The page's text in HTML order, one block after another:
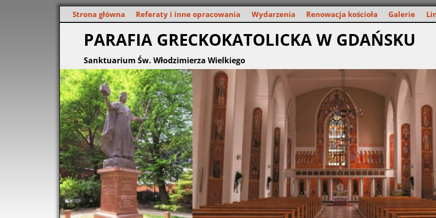
Strona główna Referaty i inne opracowania Wydarzenia Renowacja kościoła Galerie
PARAFIA GRECKOKATOLICKA W GDAŃSKU
Sanktuarium Św. Włodzimierza Wielkiego